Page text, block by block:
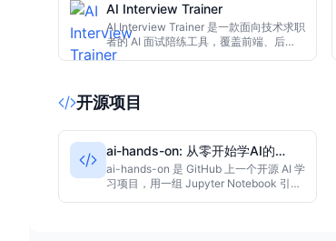
AI Interview Trainer
AI Interview Trainer 是一款面向技术求职
者的 AI 面试陪练工具，覆盖前端、后
端、全栈和系统设计，支持 STAR 行为面
开源项目
ai-hands-on: 从零开始学AI的
Notebook合集
ai-hands-on 是 GitHub 上一个开源 AI 学
习项目，用一组 Jupyter Notebook 引导